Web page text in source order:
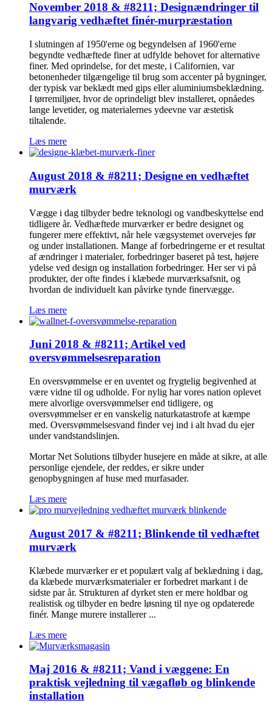
November 2018 & #8211; Designændringer til
langvarig vedhæftet finér-murpræstation
I slutningen af 1950'erne og begyndelsen af 1960'erne
begyndte vedhæftede finer at udfylde behovet for alternative
finer. Med oprindelse, for det meste, i Californien, var
betonenheder tilgængelige til brug som accenter på bygninger,
der typisk var beklædt med gips eller aluminiumsbeklædning.
I tørremiljøer, hvor de oprindeligt blev installeret, opnåedes
lange levetider, og materialernes ydeevne var æstetisk
tiltalende.
Læs mere
August 2018 & #8211; Designe en vedhæftet
murværk
Vægge i dag tilbyder bedre teknologi og vandbeskyttelse end
tidligere år. Vedhæftede murværker er bedre designet og
fungerer mere effektivt, når hele vægsystemet overvejes før
og under installationen. Mange af forbedringerne er et resultat
af ændringer i materialer, forbedringer baseret på test, højere
ydelse ved design og installation forbedringer. Her ser vi på
produkter, der ofte findes i klæbede murværksafsnit, og
hvordan de individuelt kan påvirke tynde finervægge.
Læs mere
Juni 2018 & #8211; Artikel ved
oversvømmelsesreparation
En oversvømmelse er en uventet og frygtelig begivenhed at
være vidne til og udholde. For nylig har vores nation oplevet
mere alvorlige oversvømmelser end tidligere, og
oversvømmelser er en vanskelig naturkatastrofe at kæmpe
med. Oversvømmelsesvand finder vej ind i alt hvad du ejer
under vandstandslinjen.
Mortar Net Solutions tilbyder husejere en måde at sikre, at alle
personlige ejendele, der reddes, er sikre under
genopbygningen af huse med murfasader.
Læs mere
August 2017 & #8211; Blinkende til vedhæftet
murværk
Klæbede murværker er et populært valg af beklædning i dag,
da klæbede murværksmaterialer er forbedret markant i de
sidste par år. Strukturen af dyrket sten er mere holdbar og
realistisk og tilbyder en bedre løsning til nye og opdaterede
finér. Mange murere installerer ...
Læs mere
Maj 2016 & #8211; Vand i væggene: En
praktisk vejledning til vægafløb og blinkende
installation